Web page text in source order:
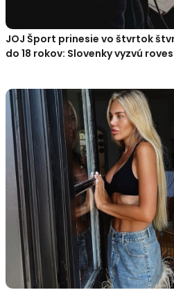
JOJ Šport prinesie vo štvrtok
do 18 rokov: Slovenky vyzvú